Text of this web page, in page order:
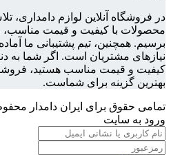
در فروشگاه آنلاین لوازم دامداری،
محصولات با کیفیت و قیمت مناسب،
برسیم. همچنین، تیم پشتیبانی ما
نیازهای مشتریان است. اگر شما به
کیفیت و قیمت مناسب هستید،
بهترین گزینه برای شماست.
تمامی حقوق برای ایران دامدار
ورود به سایت